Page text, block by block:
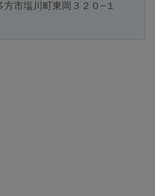
市塩川町東岡３２０−１